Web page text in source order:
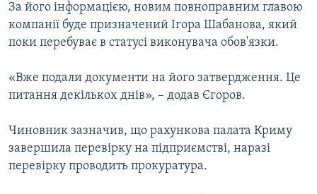
За його інформацією, новим повноправним главою
компанії буде призначений Ігора Шабанова, який
поки перебуває в статусі виконувача обов'язки.
«Вже подали документи на його затвердження. Це
питання декількох днів», – додав Єгоров.
Чиновник зазначив, що рахункова палата Криму
завершила перевірку на підприємстві, наразі
перевірку проводить прокуратура.